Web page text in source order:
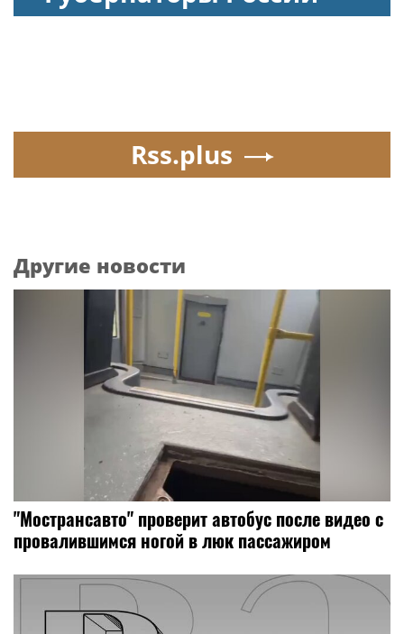
Rss.plus
Другие новости
"Мострансавто" проверит автобус после видео с
провалившимся ногой в люк пассажиром